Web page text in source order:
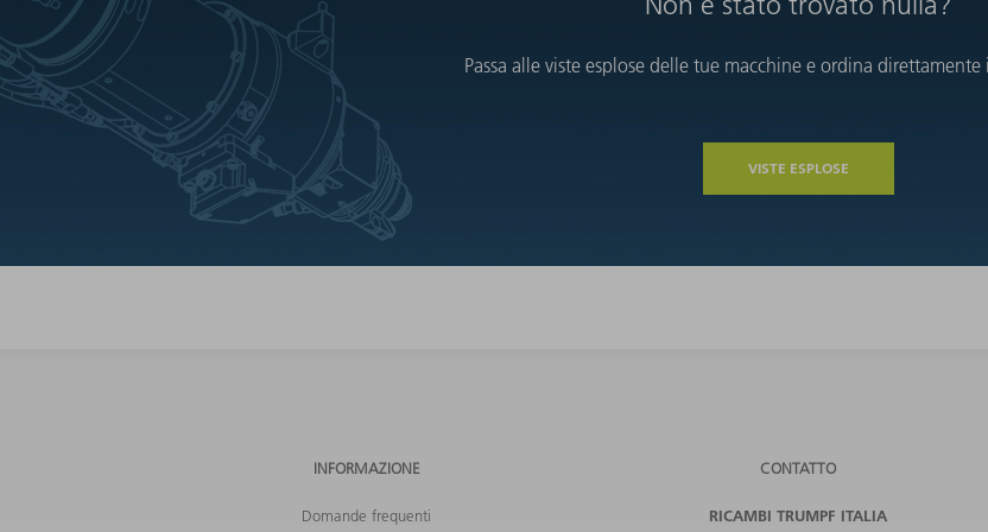
Passa alle viste esplose delle tue macchine e ordina
VISTE ESPLOSE
INFORMAZIONE
Domande frequenti
CONTATTO
RICAMBI TRUMPF ITALIA